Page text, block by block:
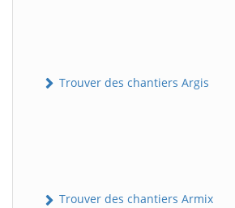
Trouver des chantiers Argis
Trouver des chantiers Armix